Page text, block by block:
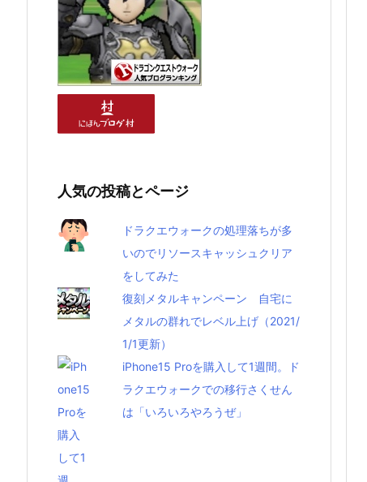
人気の投稿とページ
ドラクエウォークの処理落ちが多
いのでリソースキャッシュクリア
をしてみた
復刻メタルキャンペーン 自宅に
メタルの群れでレベル上げ（2021/
1/1更新）
iPhone15 Proを購入して1週間。ド
ラクエウォークでの移行さくせん
は「いろいろやろうぜ」